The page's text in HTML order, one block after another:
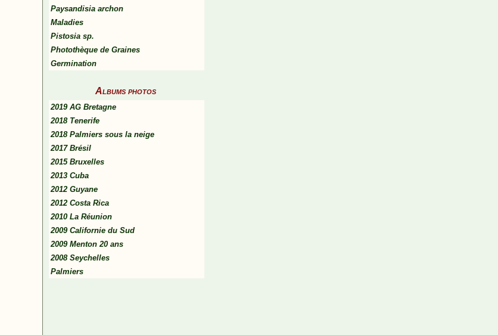
Paysandisia archon
Maladies
Pistosia sp.
Photothèque de Graines
Germination
Albums photos
2019 AG Bretagne
2018 Tenerife
2018 Palmiers sous la neige
2017 Brésil
2015 Bruxelles
2013 Cuba
2012 Guyane
2012 Costa Rica
2010 La Réunion
2009 Californie du Sud
2009 Menton 20 ans
2008 Seychelles
Palmiers